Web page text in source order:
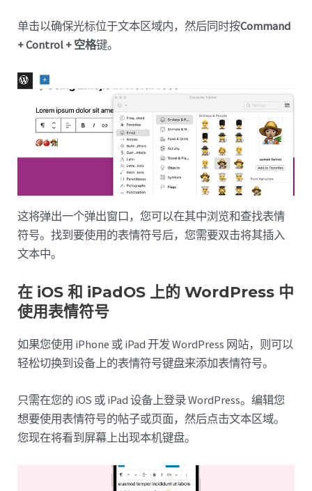
单击以确保光标位于文本区域内，然后同时按Command
+ Control + 空格键。
这将弹出一个弹出窗口，您可以在其中浏览和查找表情
符号。找到要使用的表情符号后，您需要双击将其插入
文本中。
在 iOS 和 iPadOS 上的 WordPress 中
使用表情符号
如果您使用 iPhone 或 iPad 开发 WordPress 网站，则可以
轻松切换到设备上的表情符号键盘来添加表情符号。
只需在您的 iOS 或 iPad 设备上登录 WordPress。编辑您
想要使用表情符号的帖子或页面，然后点击文本区域。
您现在将看到屏幕上出现本机键盘。